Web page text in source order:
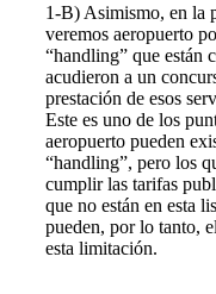
1-B) Asimismo, en la
veremos aeropuerto
“handling” que están
acudieron a un
prestación de esos
Este es uno de los
aeropuerto pueden
“handling”, pero los
cumplir las tarifas
que no están en esta
pueden, por lo tanto,
esta limitación.